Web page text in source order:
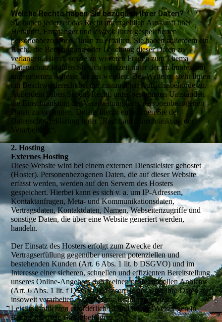
Welche Rechte haben Sie bezüglich Ihrer Daten?
Sie haben jederzeit das Recht unentgeltlich Auskunft über
Herkunft, Empfänger und Zweck Ihrer gespeicherten
personenbezogenen Daten zu erhalten. Sie haben außerdem ein
Recht, die Berichtigung oder Löschung dieser Daten zu
verlangen. Hierzu sowie zu weiteren Fragen zum Thema
Datenschutz können Sie sich jederzeit unter der im Impressum
angegebenen Adresse an uns wenden. Des Weiteren steht Ihnen
ein Beschwerderecht bei der zuständigen Aufsichtsbehörde zu.
Außerdem haben Sie das Recht, unter bestimmten Umständen
die Einschränkung der Verarbeitung Ihrer personenbezogenen
Daten zu verlangen. Details hierzu entnehmen Sie der
Datenschutzerklärung unter „Recht auf Einschränkung der
Verarbeitung“.
2. Hosting
Externes Hosting
Diese Website wird bei einem externen Dienstleister gehostet
(Hoster). Personenbezogenen Daten, die auf dieser Website
erfasst werden, werden auf den Servern des Hosters
gespeichert. Hierbei kann es sich v. a. um IP-Adressen,
Kontaktanfragen, Meta- und Kommunikationsdaten,
Vertragsdaten, Kontaktdaten, Namen, Webseitenzugriffe und
sonstige Daten, die über eine Website generiert werden,
handeln.
Der Einsatz des Hosters erfolgt zum Zwecke der
Vertragserfüllung gegenüber unseren potenziellen und
bestehenden Kunden (Art. 6 Abs. 1 lit. b DSGVO) und im
Interesse einer sicheren, schnellen und effizienten Bereitstellung
unseres Online-Angebots durch einen professionellen Anbieter
(Art. 6 Abs. 1 lit. f DSGVO). Unser Hoster wird Ihre Daten nur
insoweit verarbeiten, wie dies zur Erfüllung seiner
Leistungspflichten erforderlich ist und unsere Weisungen in
Bezug auf diese Daten befolgen.